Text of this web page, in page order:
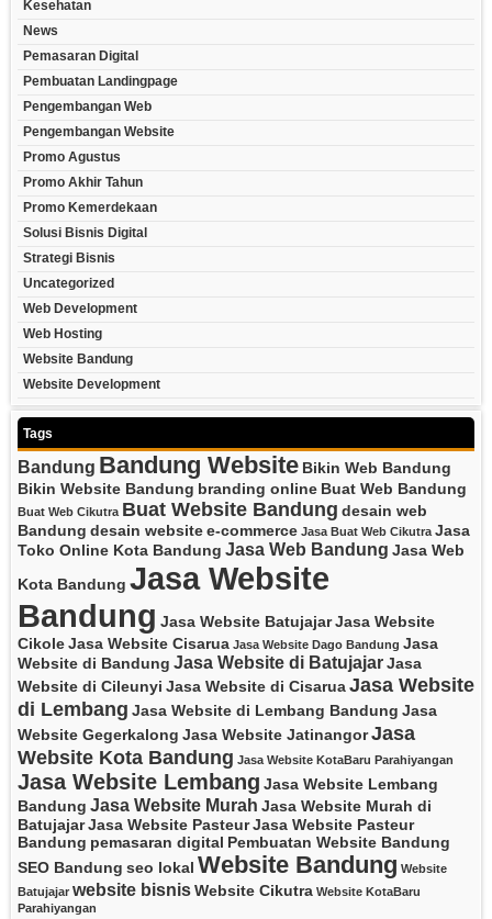
Kesehatan
News
Pemasaran Digital
Pembuatan Landingpage
Pengembangan Web
Pengembangan Website
Promo Agustus
Promo Akhir Tahun
Promo Kemerdekaan
Solusi Bisnis Digital
Strategi Bisnis
Uncategorized
Web Development
Web Hosting
Website Bandung
Website Development
Tags
Bandung Bandung Website Bikin Web Bandung
Bikin Website Bandung branding online Buat Web Bandung
Buat Web Cikutra Buat Website Bandung desain web
Bandung desain websitee-commerce Jasa Buat Web Cikutra Jasa
Toko Online Kota Bandung Jasa Web Bandung Jasa Web
Kota Bandung Jasa Website
Bandung Jasa Website BatujajarJasa Website
CikoleJasa Website Cisarua Jasa Website Dago Bandung Jasa
Website di Bandung Jasa Website di BatujajarJasa
Website di Cileunyi Jasa Website di CisaruaJasa Website
di Lembang Jasa Website di Lembang Bandung Jasa
Website Gegerkalong Jasa Website JatinangorJasa
Website Kota Bandung Jasa Website KotaBaru Parahiyangan
Jasa Website Lembang Jasa Website Lembang
Bandung Jasa Website Murah Jasa Website Murah di
BatujajarJasa Website PasteurJasa Website Pasteur
Bandung pemasaran digital Pembuatan Website Bandung
SEO Bandung seo lokal Website Bandung Website
Batujajar website bisnisWebsite Cikutra Website KotaBaru
Parahiyangan